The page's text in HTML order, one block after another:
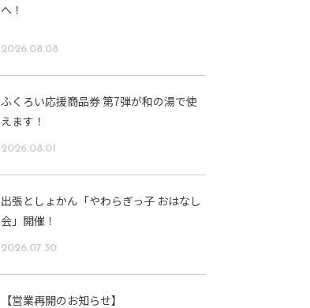
へ！
2026.08.08
ふくろい応援商品券 第7弾が和の湯で使
えます！
2026.08.01
出張としょかん「やわらぎっ子 おはなし
会」開催！
2026.07.30
【営業再開のお知らせ】